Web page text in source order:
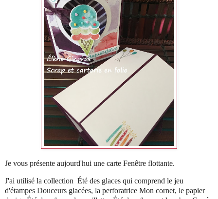
Je vous présente aujourd'hui une carte Fenêtre flottante.
J'ai utilisé la collection Été des glaces qui comprend le jeu
d'étampes Douceurs glacées, la perforatrice Mon cornet, le papier